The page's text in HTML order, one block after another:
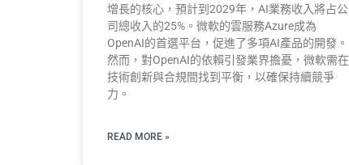
增長的核心，預計到2029年，AI業務收入將占公
司總收入的25%。微軟的雲服務Azure成為
OpenAI的首選平台，促進了多項AI產品的開發。
然而，對OpenAI的依賴引發業界擔憂，微軟需在
技術創新與合規間找到平衡，以確保持續競爭
力。
READ MORE »